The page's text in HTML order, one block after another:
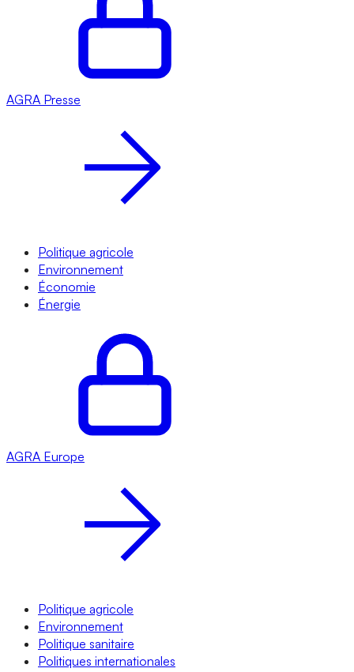
AGRA Presse
Politique agricole
Environnement
Économie
Énergie
AGRA Europe
Politique agricole
Environnement
Politique sanitaire
Politiques internationales